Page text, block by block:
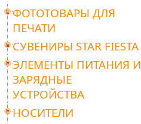
ФОТОТОВАРЫ ДЛЯ
ПЕЧАТИ
СУВЕНИРЫ STAR FIESTA
ЭЛЕМЕНТЫ ПИТАНИЯ И
ЗАРЯДНЫЕ
УСТРОЙСТВА
НОСИТЕЛИ